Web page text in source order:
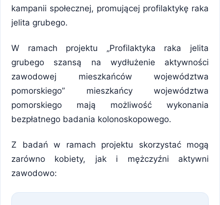
kampanii społecznej, promującej profilaktykę raka
jelita grubego.
W ramach projektu „Profilaktyka raka jelita
grubego szansą na wydłużenie aktywności
zawodowej mieszkańców województwa
pomorskiego” mieszkańcy województwa
pomorskiego mają możliwość wykonania
bezpłatnego badania kolonoskopowego.
Z badań w ramach projektu skorzystać mogą
zarówno kobiety, jak i mężczyźni aktywni
zawodowo: